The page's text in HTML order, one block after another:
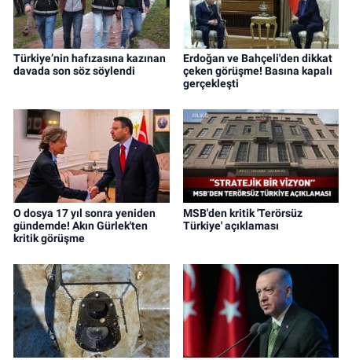
Türkiye’nin hafızasına kazınan
davada son söz söylendi
Erdoğan ve Bahçeli'den dikkat
çeken görüşme! Basına kapalı
gerçekleşti
O dosya 17 yıl sonra yeniden
gündemde! Akın Gürlek'ten
kritik görüşme
MSB'den kritik 'Terörsüz
Türkiye' açıklaması